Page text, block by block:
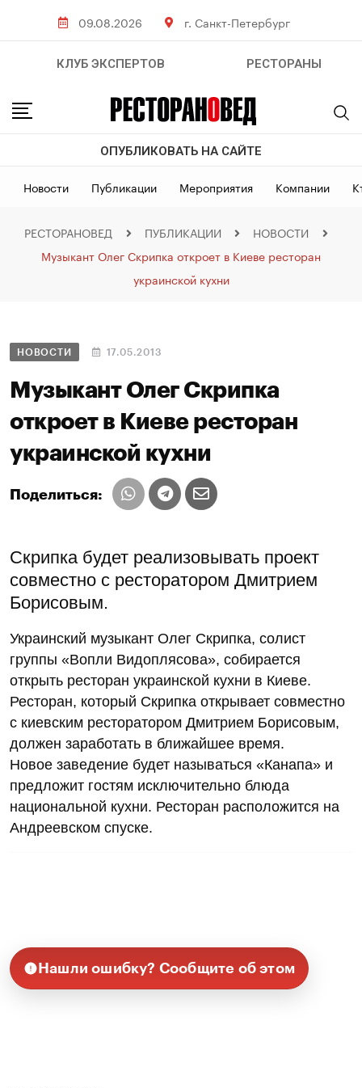
09.08.2026 г. Санкт-Петербург
КЛУБ ЭКСПЕРТОВ РЕСТОРАНЫ
ОПУБЛИКОВАТЬ НА САЙТЕ
Новости Публикации Мероприятия Компании
РЕСТОРАНОВЕД ПУБЛИКАЦИИ
НОВОСТИ
Музыкант Олег Скрипка откроет в Киеве ресторан
украинской кухни
НОВОСТИ 17.05.2013
Музыкант Олег Скрипка
откроет в Киеве ресторан
украинской кухни
Поделиться:
Скрипка будет реализовывать проект
совместно с ресторатором Дмитрием
Борисовым.
Украинский музыкант Олег Скрипка, солист
группы «Вопли Видоплясова», собирается
открыть ресторан украинской кухни в Киеве.
Ресторан, который Скрипка открывает совместно
с киевским ресторатором Дмитрием Борисовым,
должен заработать в ближайшее время.
Новое заведение будет называться «Канапа» и
предложит гостям исключительно блюда
национальной кухни. Ресторан расположится на
Андреевском спуске.
Нашли ошибку? Сообщите об этом